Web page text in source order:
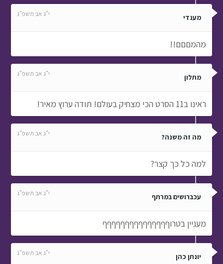
מענדי י"ג אב תשפ"ג
מהמםםם!!
מתלון י"ג אב תשפ"ג
ראינו ב11 הסרט הכי מצחיק בעולם! תודה ערוץ מאיר!
מה זה משנה? י"ג אב תשפ"ג
למה כל כך קצר?
עכברושים במרתף י"ג אב תשפ"ג
מעניין בטרוףףףףףףףףףףףףףףף
יונתן כהן י"ג אב תשפ"ג